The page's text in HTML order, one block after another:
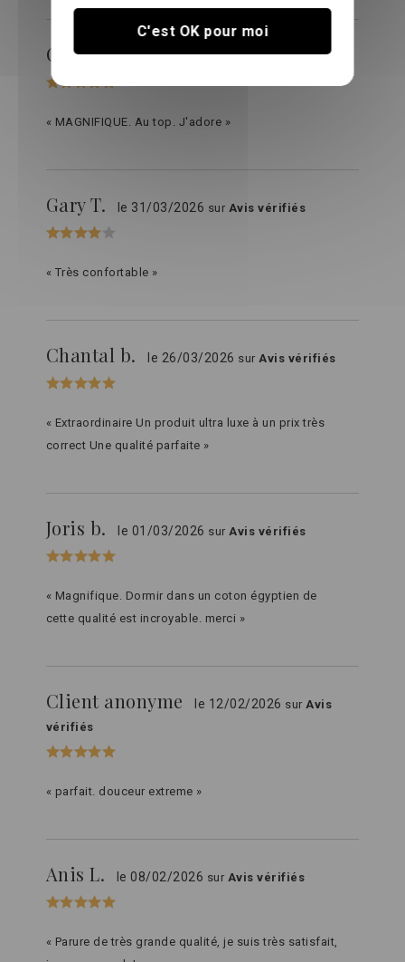
Chantal b.le 30/04/2026surAvis vérifiés
« MAGNIFIQUE. Au top. J'adore »
Gary T. le 31/03/2026 sur Avis vérifiés
« Très confortable »
Chantal b. le 26/03/2026 surAvis vérifiés
« Extraordinaire Un produit ultra luxe à un prix très
correct Une qualité parfaite »
Joris b. le 01/03/2026 surAvis vérifiés
« Magnifique. Dormir dans un coton égyptien de
cette qualité est incroyable. merci »
Client anonyme le 12/02/2026 surAvis
vérifiés
« parfait. douceur extreme »
Anis L. le 08/02/2026 sur Avis vérifiés
« Parure de très grande qualité, je suis très satisfait,
C'est OK pour moi